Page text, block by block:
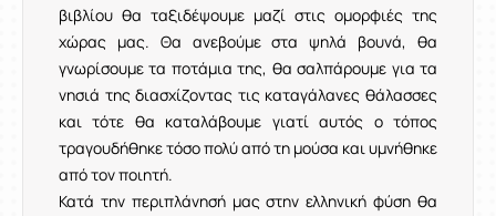
βιβλίου θα ταξιδέψουμε μαζί στις ομορφιές της
χώρας μας. Θα ανεβούμε στα ψηλά βουνά, θα
γνωρίσουμε τα ποτάμια της, θα σαλπάρουμε για τα
νησιά της διασχίζοντας τις καταγάλανες θάλασσες
και τότε θα καταλάβουμε γιατί αυτός ο τόπος
τραγουδήθηκε τόσο πολύ από τη μούσα και υμνήθηκε
από τον ποιητή.
Κατά την περιπλάνησή μας στην ελληνική φύση θα